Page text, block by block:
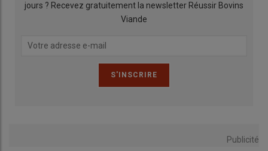
jours ? Recevez gratuitement la newsletter Réussir Bovins
Viande
Publicité